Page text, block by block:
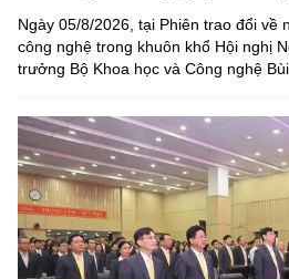
Ngày 05/8/2026, tại Phiên trao đổi về
công nghệ trong khuôn khổ Hội nghị
trưởng Bộ Khoa học và Công nghệ